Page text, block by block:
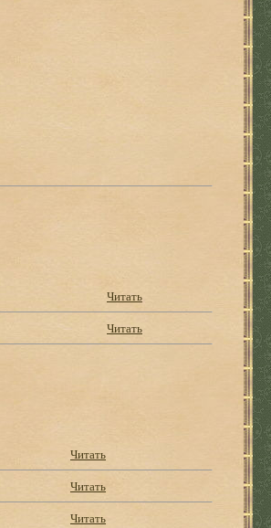
Читать
Читать
Читать
Читать
Читать